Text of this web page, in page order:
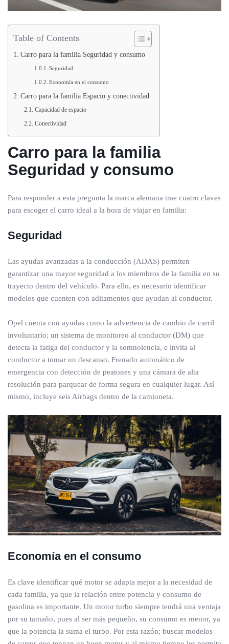
Table of Contents
Carro para la familia Seguridad y consumo
Seguridad
Economía en el consumo
Carro para la familia Espacio y conectividad
Capacidad de espacio
Conectividad
Carro para la familia
Seguridad y consumo
Para responder a esta pregunta la marca alemana trae cuatro claves
para escoger el carro ideal a la hora de viajar en familia:
Seguridad
Las ayudas avanzadas a la conducción (ADAS) permiten
garantizar una mayor seguridad a los miembros de la familia en su
trayecto dentro del vehículo. Para ello, es necesario identificar
modelos que cuenten con aditamentos que ayudan al conductor.
Opel cuenta con ayudas como la advertencia de cambio de carril
involuntario; un sistema de monitoreo al conductor (DM) que
detecta la fatiga del conductor y la somnolencia, e invita al
conductor a tomar un descanso. Frenado automático de
emergencia con detección de peatones y una cámara de alta
resolución para parquear de forma segura en cualquier lugar. Así
mismo, incluye seis Airbags dentro de la camioneta.
Economía en el consumo
Es clave identificar qué motor se adapta mejor a la necesidad de
cada familia, ya que la relación entre potencia y consumo de
gasolina es importante. Un motor turbo siempre tendrá una ventaja
por su tamaño, pues al ser más pequeño, su consumo es menor, ya
que la potencia la suma el turbo. Por esta razón; buscar modelos